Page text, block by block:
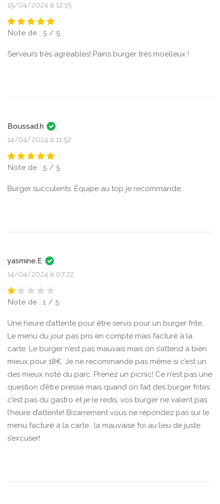
15/04/2024 à 12:15
Note de : 5 / 5
Serveurs très agréables! Pains burger très moelleux !
Boussad.h
14/04/2024 à 11:52
Note de : 5 / 5
Burger succulents. Équipe au top je recommande.
yasmine.E
14/04/2024 à 07:22
Note de : 1 / 5
Une heure d’attente pour être servis pour un burger frite..
Le menu du jour pas pris en compte mais facturé à la
carte. Le burger n’est pas mauvais mais on s’attend à bien
mieux pour 18€. Je ne recommande pas même si c’est un
des mieux noté du parc. Prenez un picnic! Ce n’est pas une
question d’être pressé mais quand on fait des burger frites
c’est pas du gastro et je le redis, vos burger ne valent pas
l’heure d’attente! Bizarrement vous ne répondez pas sur le
menu facturé à la carte.. la mauvaise foi au lieu de juste
s’excuser!